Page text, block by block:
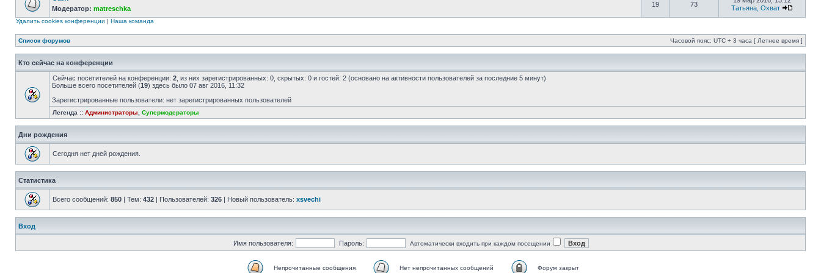
Модератор: matreschka
19 73
Татьяна, Охват
Удалить cookies конференции | Наша команда
Список форумов Часовой пояс: UTC + 3 часа [ Летнее время ]
Кто сейчас на конференции
Сейчас посетителей на конференции: 2 , из них зарегистрированных: 0, скрытых: 0 и гостей: 2 (основано на активности пользователей за последние 5 минут)
Больше всего посетителей (19) здесь было 07 авг 2016, 11:32
Зарегистрированные пользователи: нет зарегистрированных пользователей
Легенда :: Администраторы Супермодераторы
Дни рождения
Сегодня нет дней рождения.
Статистика
Всего сообщений: 850 | Тем: 432 | Пользователей: 326 | Новый пользователь: xsvechi
Вход
Имя пользователя: Пароль: Автоматически входить при каждом посещении
Непрочитанные сообщения Нет непрочитанных сообщений Форум закрыт